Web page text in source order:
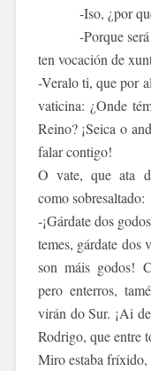
-Iso, ¿por
-Porque
ten vocación de
-Veralo ti, que por
vaticina: ¿Onde
Reino? ¡Seica o
falar contigo!
O vate, que ata
como sobresaltado:
-¡Gárdate dos
temes, gárdate dos
son máis godos!
pero enterros,
virán do Sur. ¡Ai
Rodrigo, que entre
Miro estaba fríxido,